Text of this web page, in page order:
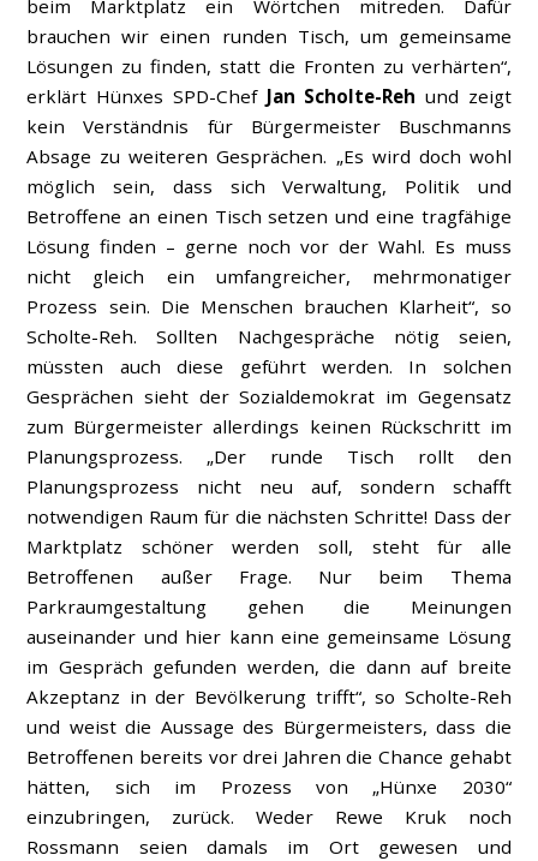
beim Marktplatz ein Wörtchen mitreden. Dafür
brauchen wir einen runden Tisch, um gemeinsame
Lösungen zu finden, statt die Fronten zu verhärten“,
erklärt Hünxes SPD-Chef Jan Scholte-Reh und zeigt
kein Verständnis für Bürgermeister Buschmanns
Absage zu weiteren Gesprächen. „Es wird doch wohl
möglich sein, dass sich Verwaltung, Politik und
Betroffene an einen Tisch setzen und eine tragfähige
Lösung finden – gerne noch vor der Wahl. Es muss
nicht gleich ein umfangreicher, mehrmonatiger
Prozess sein. Die Menschen brauchen Klarheit“, so
Scholte-Reh. Sollten Nachgespräche nötig seien,
müssten auch diese geführt werden. In solchen
Gesprächen sieht der Sozialdemokrat im Gegensatz
zum Bürgermeister allerdings keinen Rückschritt im
Planungsprozess. „Der runde Tisch rollt den
Planungsprozess nicht neu auf, sondern schafft
notwendigen Raum für die nächsten Schritte! Dass der
Marktplatz schöner werden soll, steht für alle
Betroffenen außer Frage. Nur beim Thema
Parkraumgestaltung gehen die Meinungen
auseinander und hier kann eine gemeinsame Lösung
im Gespräch gefunden werden, die dann auf breite
Akzeptanz in der Bevölkerung trifft“, so Scholte-Reh
und weist die Aussage des Bürgermeisters, dass die
Betroffenen bereits vor drei Jahren die Chance gehabt
hätten, sich im Prozess von „Hünxe 2030“
einzubringen, zurück. Weder Rewe Kruk noch
Rossmann seien damals im Ort gewesen und